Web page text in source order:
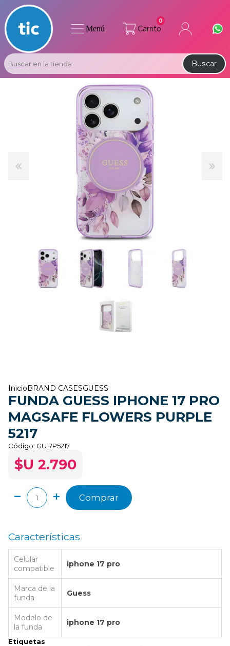
Carrito
0
Buscar
Menú
Inicio BRAND CASESGUESS
FUNDA GUESS IPHONE 17 PRO
MAGSAFE FLOWERS PURPLE
5217
Código: GU17P5217
$U 2.790
Comprar
Características
Celular
compatible
iphone 17 pro
Marca de la
funda
Guess
Modelo de
la funda
iphone 17 pro
Etiquetas